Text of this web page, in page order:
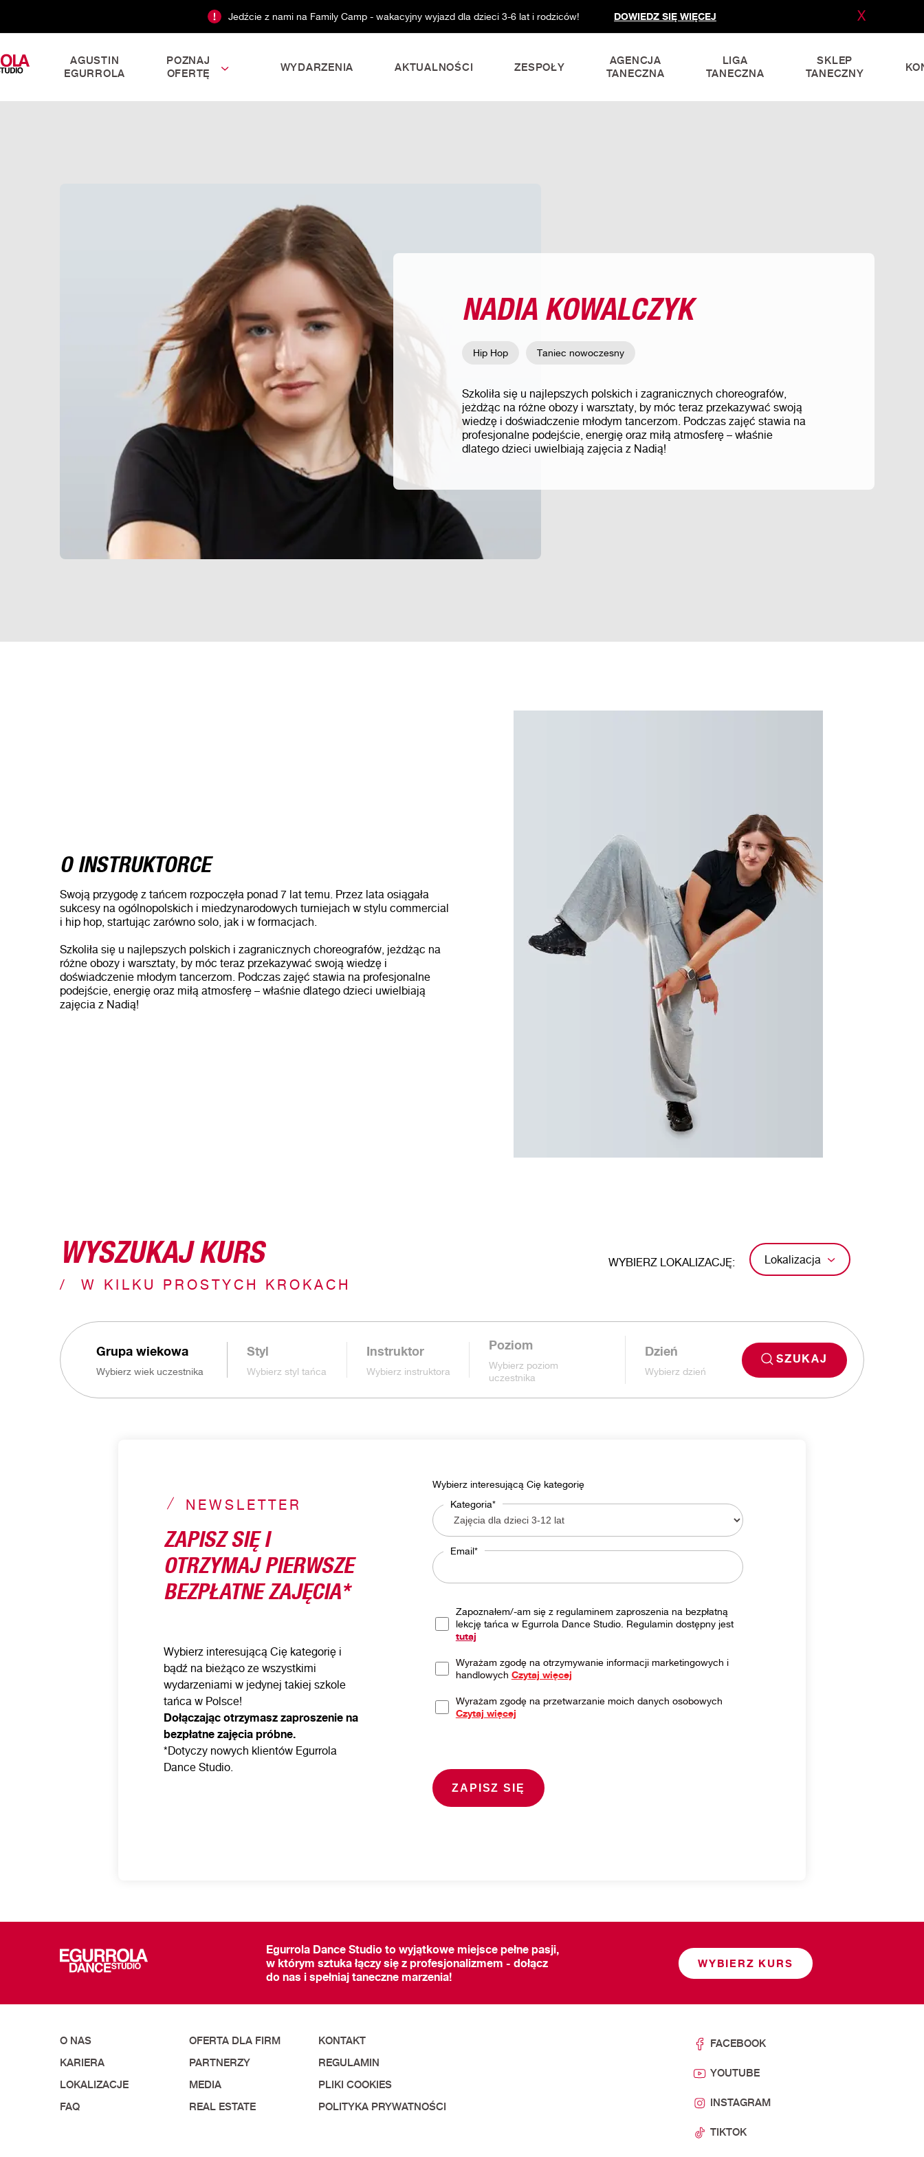
X
Jedźcie z nami na Family Camp - wakacyjny wyjazd dla dzieci 3-6 lat i rodziców! DOWIEDZ SIĘ WIĘCEJ
AGUSTIN
EGURROLA
POZNAJ
OFERTĘ
WYDARZENIA AKTUALNOŚCI ZESPOŁY
AGENCJA
TANECZNA
LIGA
TANECZNA
SKLEP
TANECZNY
NADIA KOWALCZYK
Hip Hop Taniec nowoczesny
Szkoliła się u najlepszych polskich i zagranicznych choreografów,
jeżdżąc na różne obozy i warsztaty, by móc teraz przekazywać swoją
wiedzę i doświadczenie młodym tancerzom. Podczas zajęć stawia na
profesjonalne podejście, energię oraz miłą atmosferę – właśnie
dlatego dzieci uwielbiają zajęcia z Nadią!
O INSTRUKTORCE
Swoją przygodę z tańcem rozpoczęła ponad 7 lat temu. Przez lata osiągała
sukcesy na ogólnopolskich i miedzynarodowych turniejach w stylu commercial
i hip hop, startując zarówno solo, jak i w formacjach.
Szkoliła się u najlepszych polskich i zagranicznych choreografów, jeżdżąc na
różne obozy i warsztaty, by móc teraz przekazywać swoją wiedzę i
doświadczenie młodym tancerzom. Podczas zajęć stawia na profesjonalne
podejście, energię oraz miłą atmosferę – właśnie dlatego dzieci uwielbiają
zajęcia z Nadią!
WYSZUKAJ KURS
W KILKU PROSTYCH KROKACH
WYBIERZ LOKALIZACJĘ: Lokalizacja
Grupa wiekowa
Wybierz wiek uczestnika
Styl
Wybierz styl tańca
Instruktor
Wybierz instruktora
Poziom
Wybierz poziom
uczestnika
Dzień
Wybierz dzień
SZUKAJ
NEWSLETTER
ZAPISZ SIĘ I
OTRZYMAJ PIERWSZE
BEZPŁATNE ZAJĘCIA*
Wybierz interesującą Cię kategorię i
bądź na bieżąco ze wszystkimi
wydarzeniami w jedynej takiej szkole
tańca w Polsce!
Dołączając otrzymasz zaproszenie na
bezpłatne zajęcia próbne.
*Dotyczy nowych klientów Egurrola
Dance Studio.
Wybierz interesującą Cię kategorię
Kategoria*
Email*
Zapoznałem/-am się z regulaminem zaproszenia na bezpłatną
lekcję tańca w Egurrola Dance Studio. Regulamin dostępny jest
tutaj
Wyrażam zgodę na otrzymywanie informacji marketingowych i
handlowych Czytaj więcej
Wyrażam zgodę na przetwarzanie moich danych osobowych
Czytaj więcej
Egurrola Dance Studio to wyjątkowe miejsce pełne pasji,
w którym sztuka łączy się z profesjonalizmem - dołącz
do nas i spełniaj taneczne marzenia!
WYBIERZ KURS
O NAS OFERTA DLA FIRM
KONTAKT
KARIERA
PARTNERZY
REGULAMIN
LOKALIZACJE
MEDIA
PLIKI COOKIES
FAQ
REAL ESTATE POLITYKA PRYWATNOŚCI
FACEBOOK
YOUTUBE
INSTAGRAM
TIKTOK